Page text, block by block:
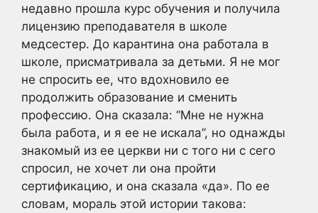
недавно прошла курс обучения и получила
лицензию преподавателя в школе
медсестер. До карантина она работала в
школе, присматривала за детьми. Я не мог
не спросить ее, что вдохновило ее
продолжить образование и сменить
профессию. Она сказала: “Мне не нужна
была работа, и я ее не искала”, но однажды
знакомый из ее церкви ни с того ни с сего
спросил, не хочет ли она пройти
сертификацию, и она сказала «да». По ее
словам, мораль этой истории такова: